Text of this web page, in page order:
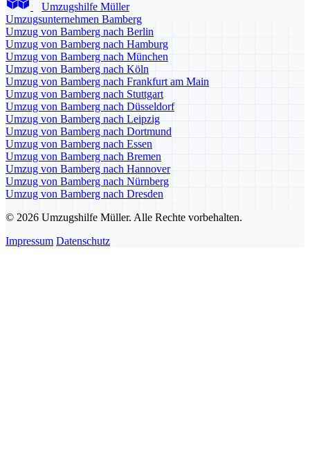
Umzugshilfe Müller
Umzugsunternehmen Bamberg
Umzug von Bamberg nach Berlin
Umzug von Bamberg nach Hamburg
Umzug von Bamberg nach München
Umzug von Bamberg nach Köln
Umzug von Bamberg nach Frankfurt am Main
Umzug von Bamberg nach Stuttgart
Umzug von Bamberg nach Düsseldorf
Umzug von Bamberg nach Leipzig
Umzug von Bamberg nach Dortmund
Umzug von Bamberg nach Essen
Umzug von Bamberg nach Bremen
Umzug von Bamberg nach Hannover
Umzug von Bamberg nach Nürnberg
Umzug von Bamberg nach Dresden
© 2026 Umzugshilfe Müller. Alle Rechte vorbehalten.
Impressum Datenschutz